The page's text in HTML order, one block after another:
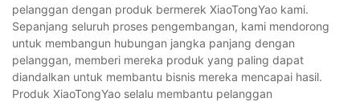
pelanggan dengan produk bermerek XiaoTongYao kami.
Sepanjang seluruh proses pengembangan, kami mendorong
untuk membangun hubungan jangka panjang dengan
pelanggan, memberi mereka produk yang paling dapat
diandalkan untuk membantu bisnis mereka mencapai hasil.
Produk XiaoTongYao selalu membantu pelanggan